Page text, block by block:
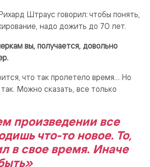
Штраус говорил: чтобы понять,
надо дожить до 70 лет.
вы, получается, довольно
что так пролетело время… Но
Можно сказать, все только
произведении все
что-то новое. То,
в свое время. Иначе